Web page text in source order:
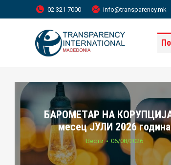
02 321 7000 info@transparency.mk
БАРОМЕТАР НА
месец ЈУЛИ 2026 година
Вести 06/08/2026